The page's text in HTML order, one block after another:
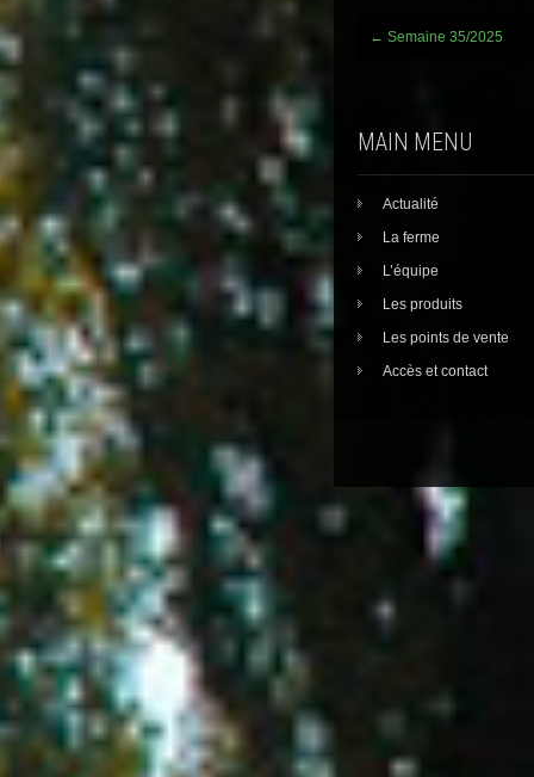
Post
← Semaine 35/2025
MAIN MENU
Actualité
La ferme
L’équipe
Les produits
Les points de vente
Accès et contact